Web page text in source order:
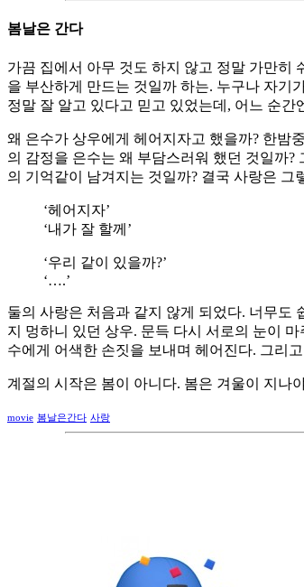
봄날은 간다
가끔 집에서 아무 것도 하지 않고 정말 가만히
을 부산하게 만드는 것일까 하는. 누구나 자기
정말 잘 알고 있다고 믿고 있었는데, 어느 순
왜 은수가 상우에게 헤어지자고 했을까? 한밤
의 감정을 은수는 왜 부담스러워 했던 것일까
의 기억같이 남겨지는 것일까? 결국 사랑은 그
‘헤어지자’
‘내가 잘 할께’
‘우리 같이 있을까?’
‘….’
둘의 사랑은 처음과 같지 않게 되었다. 너무도
지 멍하니 있던 상우. 문득 다시 서로의 눈이
수에게 어색한 손짓을 보내며 헤어진다. 그리
계절의 시작은 봄이 아니다. 봄은 겨울이 지나
movie 봄날은간다 사랑